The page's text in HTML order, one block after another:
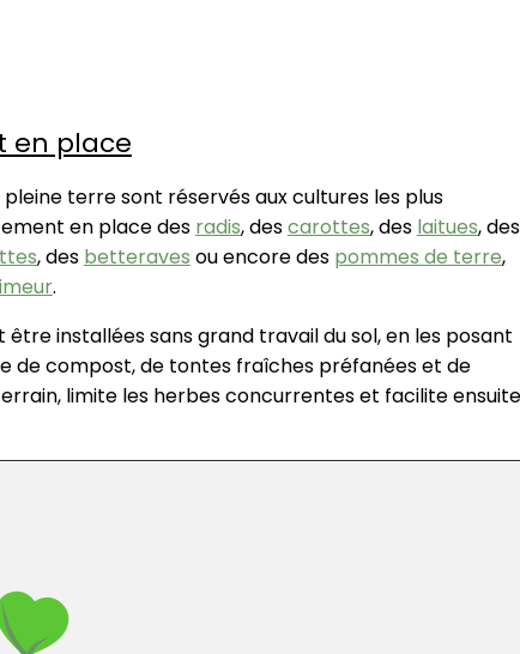
en place
terre sont réservés aux cultures les plus
en place des radis, descarottes, des laitues, des
, des betteraves ou encore des pommes de terre,
.
installées sans grand travail du sol, en les posant
de compost, de tontes fraîches préfanées et de
limite les herbes concurrentes et facilite ensuite